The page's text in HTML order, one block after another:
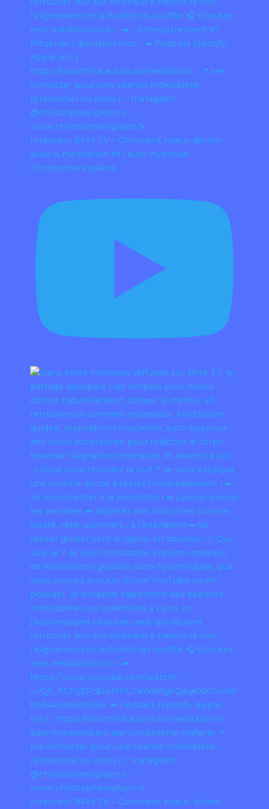
Interview BFM TV – Comment mieux dormir
avec la méditation et l’auto-hypnose
Christophe Vigliano
Interview BFM TV – Comment mieux dormir